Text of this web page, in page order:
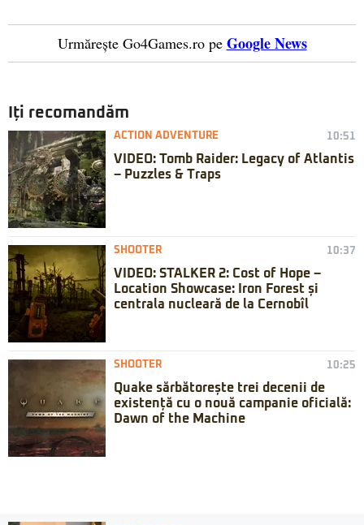
Urmărește Go4Games.ro pe Google News
Iți recomandăm
ACTION ADVENTURE 10:51
VIDEO: Tomb Raider: Legacy of Atlantis
– Puzzles & Traps
SHOOTER 10:37
VIDEO: STALKER 2: Cost of Hope –
Location Showcase: Iron Forest și
centrala nucleară de la Cernobîl
SHOOTER 10:25
Quake sărbătorește trei decenii de
existență cu o nouă campanie oficială:
Dawn of the Machine